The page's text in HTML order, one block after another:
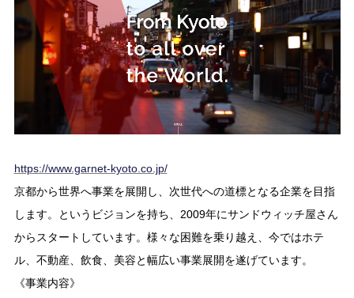
https://www.garnet-kyoto.co.jp/
京都から世界へ事業を展開し、次世代への道標となる企業を目指
します。というビジョンを持ち、2009年にサンドウィッチ屋さん
からスタートしています。様々な困難を乗り越え、今ではホテ
ル、不動産、飲食、美容と幅広い事業展開を遂げています。
《事業内容》